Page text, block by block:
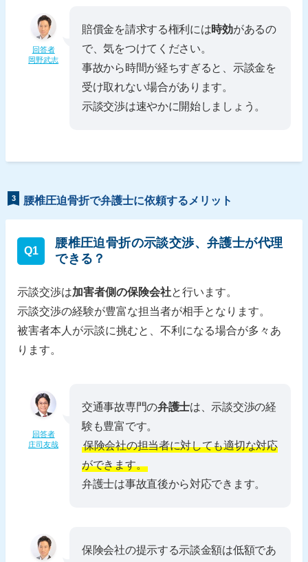
回答者
岡野武志
賠償金を請求する権利には時効があるの
で、気をつけてください。
事故から時間が経ちすぎると、示談金を
受け取れない場合があります。
示談交渉は速やかに開始しましょう。
3 腰椎圧迫骨折で弁護士に依頼するメリット
Q1
腰椎圧迫骨折の示談交渉、弁護士が代理
できる？
示談交渉は加害者側の保険会社と行います。
示談交渉の経験が豊富な担当者が相手となります。
被害者本人が示談に挑むと、不利になる場合が多々あ
ります。
回答者
庄司友哉
交通事故専門の弁護士は、示談交渉の経
験も豊富です。
保険会社の担当者に対しても適切な対応
ができます。
弁護士は事故直後から対応できます。
保険会社の提示する示談金額は低額であ